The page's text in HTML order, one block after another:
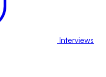
Interviews